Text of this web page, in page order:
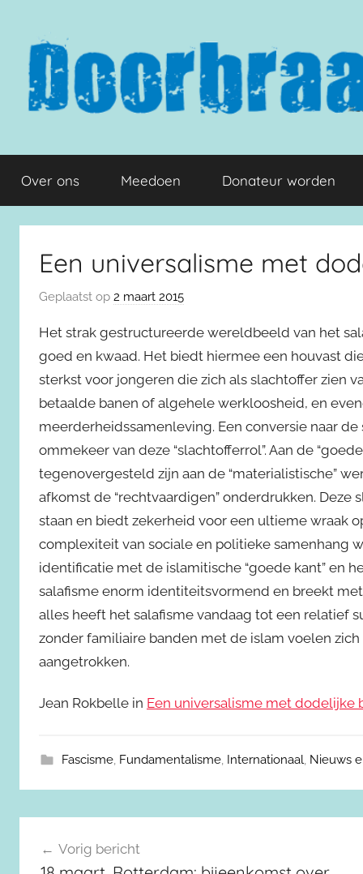
inhoud
springen
Doorbraak.eu
Over ons Meedoen Donateur worden
Een universalisme met
Geplaatst op 2 maart 2015
Het strak gestructureerde wereldbeeld van het
goed en kwaad. Het biedt hiermee een houvast
sterkst voor jongeren die zich als slachtoffer zien
betaalde banen of algehele werkloosheid, en
meerderheidssamenleving. Een conversie naar
ommekeer van deze “slachtofferrol”. Aan de
tegenovergesteld zijn aan de “materialistische”
afkomst de “rechtvaardigen” onderdrukken. Deze
staan en biedt zekerheid voor een ultieme wraak
complexiteit van sociale en politieke samenhang
identificatie met de islamitische “goede kant” en
salafisme enorm identiteitsvormend en breekt
alles heeft het salafisme vandaag tot een relatief
zonder familiaire banden met de islam voelen
aangetrokken.
Jean Rokbelle in Een universalisme met dodelijke
Fascisme, Fundamentalisme, Internationaal, Nieuws
Berichtnavigatie
Vorig bericht